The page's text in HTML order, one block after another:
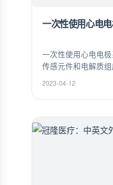
一次性使用心电
一次性使用心电电
传感元件和电解质
2023-04-12